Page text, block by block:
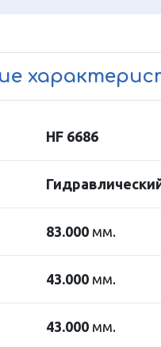
HF 6686
83.000 мм.
43.000 мм.
43.000 мм.